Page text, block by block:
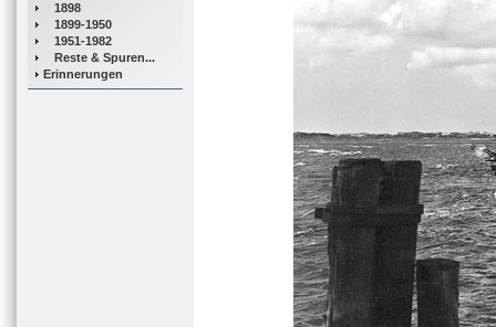
1898
1899-1950
1951-1982
Reste & Spuren...
Erinnerungen